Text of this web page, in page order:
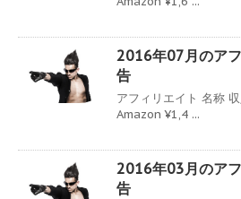
2016年07月のア
告
アフィリエイト 名称
Amazon ¥1,4 ...
2016年03月のア
告